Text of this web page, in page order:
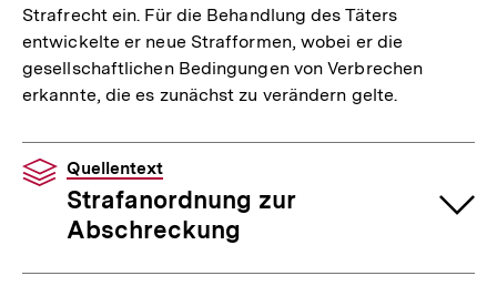
Strafrecht ein. Für die Behandlung des Täters
entwickelte er neue Strafformen, wobei er die
gesellschaftlichen Bedingungen von Verbrechen
erkannte, die es zunächst zu verändern gelte.
Quellentext
Strafanordnung zur
Abschreckung